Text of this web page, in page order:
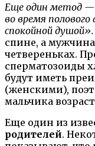
Еще один метод —
во время
спокойной душой».
спине, а
четвереньках.
сперматозоиды
будут иметь
(женскими),
мальчика
Еще один из
родителей.